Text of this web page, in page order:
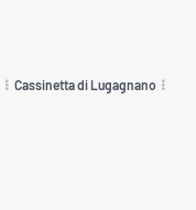
Cassinetta di Lugagnano